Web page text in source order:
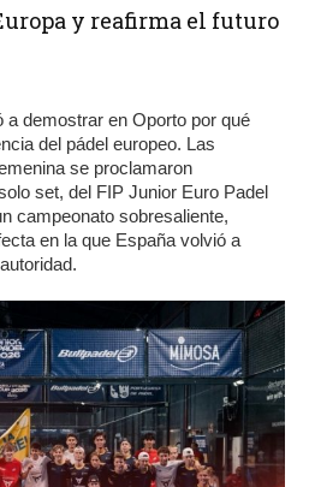
y reafirma el futuro
a demostrar en Oporto por qué
del pádel europeo. Las
se proclamaron
set, del FIP Junior Euro Padel
campeonato sobresaliente,
en la que España volvió a